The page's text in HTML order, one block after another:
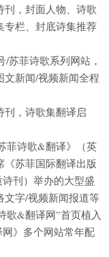
，封面人物、诗歌
专栏、封底诗集推荐
苏菲诗歌系列网站，
新闻/视频新闻全程
，诗歌集翻译启
菲诗歌&翻译》（英
苏菲国际翻译出版
刊）举办的大型盛
文字/视频新闻报道等
歌&翻译网”首页植入
》多个网站常年配